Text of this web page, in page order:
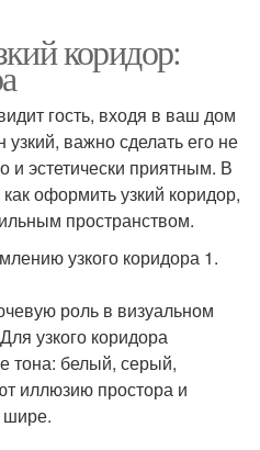
коридор:
гость, входя в ваш дом
важно сделать его не
и эстетически приятным. В
оформить узкий коридор,
пространством.
узкого коридора 1.
роль в визуальном
узкого коридора
тона: белый, серый,
иллюзию простора и
шире.